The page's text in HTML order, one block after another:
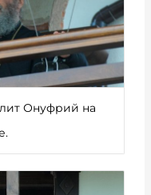
Онуфрий на